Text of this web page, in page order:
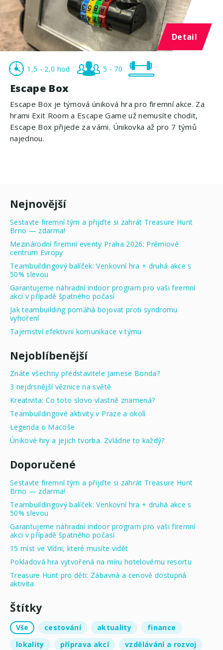
Detail
1,5 - 2,0 hod 5 - 70
Escape Box
Escape Box je týmová úniková hra pro firemní akce. Za
hrami Exit Room a Escape Game už nemusíte chodit,
Escape Box přijede za vámi. Únikovka až pro 7 týmů
najednou.
Nejnovější
Sestavte firemní tým a přijďte si zahrát Treasure Hunt
Brno — zdarma!
Mezinárodní firemní eventy Praha 2026: Prémiové
centrum Evropy
Teambuildingový balíček: Venkovní hra + druhá akce s
50% slevou
Garantujeme náhradní indoor program pro vaši firemní
akci v případě špatného počasí
Jak teambuilding pomáhá bojovat proti syndromu
vyhoření
Tajemství efektivní komunikace v týmu
Nejoblíbenější
Znáte všechny představitele Jamese Bonda?
3 nejdrsnější věznice na světě
Kreativita: Co toto slovo vlastně znamená?
Teambuildingové aktivity v Praze a okolí
Legenda o Macoše
Únikové hry a jejich tvorba. Zvládne to každý?
Doporučené
Sestavte firemní tým a přijďte si zahrát Treasure Hunt
Brno — zdarma!
Teambuildingový balíček: Venkovní hra + druhá akce s
50% slevou
Garantujeme náhradní indoor program pro vaši firemní
akci v případě špatného počasí
15 míst ve Vídni, které musíte vidět
Pokladová hra vytvořená na míru hotelovému resortu
Treasure Hunt pro děti: Zábavná a cenově dostupná
aktivita
Štítky
Vše cestování aktuality
finance
lokality
příprava akcí vzdělávání a rozvoj